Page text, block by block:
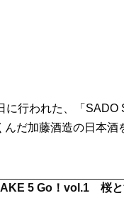
に行われた、「
んだ加藤酒造の日本酒
5 Go！vol.1 桜と